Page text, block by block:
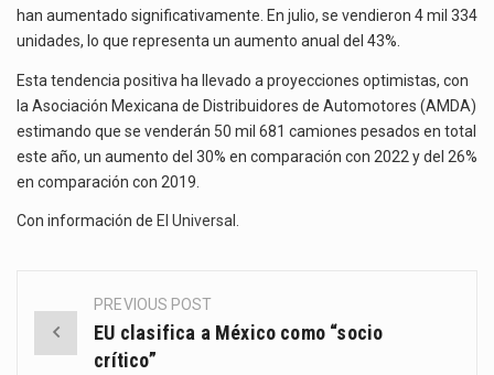
han aumentado significativamente. En julio, se vendieron 4 mil 334
unidades, lo que representa un aumento anual del 43%.
Esta tendencia positiva ha llevado a proyecciones optimistas, con
la Asociación Mexicana de Distribuidores de Automotores (AMDA)
estimando que se venderán 50 mil 681 camiones pesados en total
este año, un aumento del 30% en comparación con 2022 y del 26%
en comparación con 2019.
Con información de El Universal
Post
navigation
PREVIOUS POST
EU clasifica a México como “socio
crítico”